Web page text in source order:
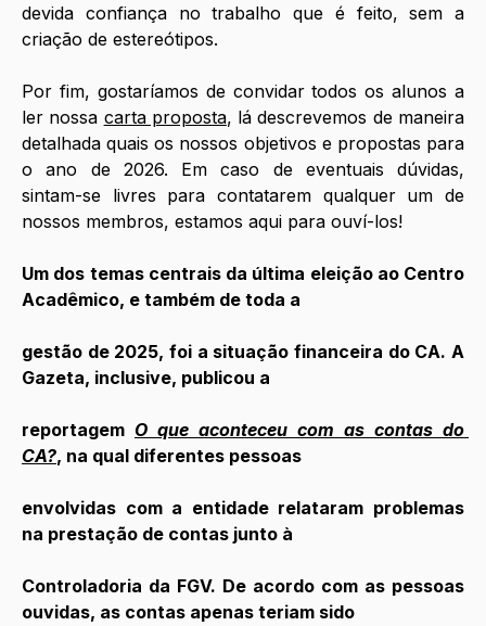
devida confiança no trabalho que é feito, sem a
criação de estereótipos.
Por fim, gostaríamos de convidar todos os alunos a
ler nossa carta proposta, lá descrevemos de maneira
detalhada quais os nossos objetivos e propostas para
o ano de 2026. Em caso de eventuais dúvidas,
sintam-se livres para contatarem qualquer um de
nossos membros, estamos aqui para ouví-los!
Um dos temas centrais da última eleição ao Centro
Acadêmico, e também de toda a
gestão de 2025, foi a situação financeira do CA. A
Gazeta, inclusive, publicou a
reportagem O que aconteceu com as contas do
CA?, na qual diferentes pessoas
envolvidas com a entidade relataram problemas
na prestação de contas junto à
Controladoria da FGV. De acordo com as pessoas
ouvidas, as contas apenas teriam sido